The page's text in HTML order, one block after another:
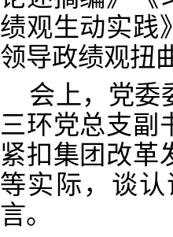
绩观生动实践
领导政绩观扭
会上，党委
三环党总支副
紧扣集团改革
等实际，谈
言。